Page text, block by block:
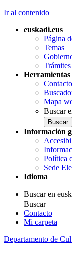
Ir al contenido
euskadi.eus
Página
Temas
Trámites
Herramientas
Contacto
Mapa
Buscar
Información
Política
Sede
Idioma
Buscar en
Buscar
Contacto
Mi carpeta
Departamento de